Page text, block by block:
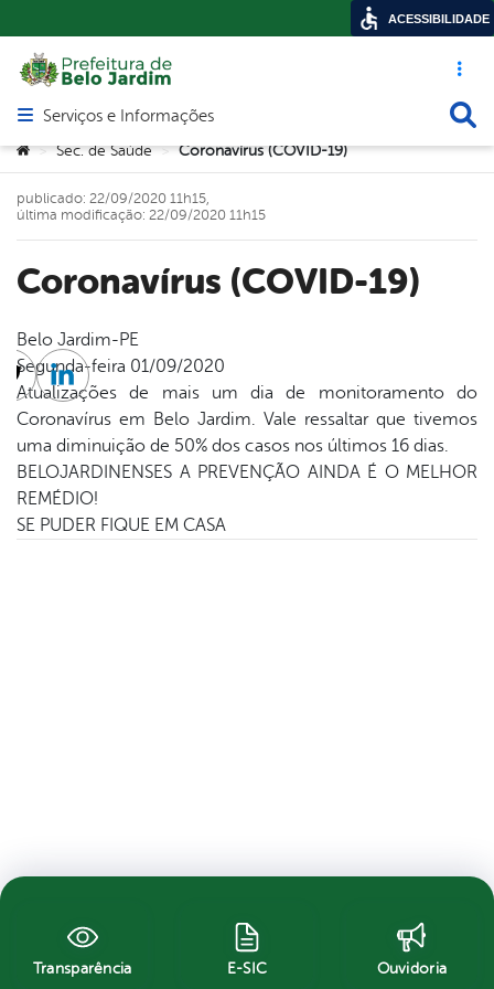
Acesso
Abrir menu principal de navegação
Serviços e Informações
Você está aqui:
> Sec. de Saúde > Coronavírus (COVID-19)
Coronavírus (COVID-19)
publicado: 22/09/2020 11h15,
última modificação: 22/09/2020 11h15
Belo Jardim-PE
Segunda-feira 01/09/2020
Atualizações de mais um dia de monitoramento do
Coronavírus em Belo Jardim. Vale ressaltar que tivemos
uma diminuição de 50% dos casos nos últimos 16 dias.
BELOJARDINENSES A PREVENÇÃO AINDA É O MELHOR
REMÉDIO!
SE PUDER FIQUE EM CASA
Twitter
Linkedin
Transparência E-SIC Ouvidoria
ACESSIBILIDADE